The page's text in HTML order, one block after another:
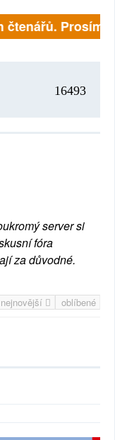
16493
server si
fóra
za důvodné.
nejnovější oblíbené